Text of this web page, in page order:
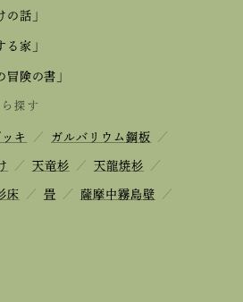
の話」
る家」
冒険の書」
探す
キ ／ ガルバリウム鋼板 ／
／ 天竜杉 ／ 天龍焼杉 ／
床 ／ 畳 ／ 薩摩中霧島壁 ／